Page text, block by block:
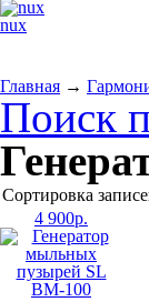
nux
Главная →
Поиск
Сортировка
4 900р.